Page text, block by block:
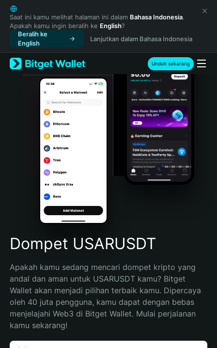
English
日本語
Tiếng Việt
Русский
Español (Latinoamérica)
Türkçe
Italiano
Português (Portugal)
Bahasa Indonesia
Português (Brasil)
Español (Argentina)
Saat ini kamu melihat halaman ini dalam Bahasa Indonesia.
Apakah kamu ingin beralih ke English?
Beralih ke
English
Lanjutkan dalam Bahasa Indonesia
Unduh sekarang
Dompet USARUSDT
Apakah kamu sedang mencari dompet kripto yang
andal dan aman untuk USARUSDT kamu? Bitget
Wallet akan menjadi pilihan terbaik kamu. Dipercaya
oleh 40 juta pengguna, kamu dapat dengan bebas
menjelajahi Web3 di Bitget Wallet. Mulai perjalanan
kamu sekarang!